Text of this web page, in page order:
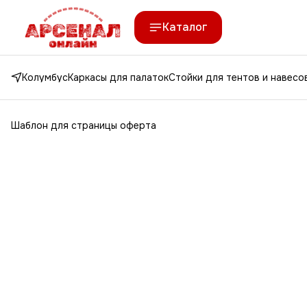
Каталог
КолумбусКаркасы для палатокСтойки для тентов и
Шаблон для страницы оферта